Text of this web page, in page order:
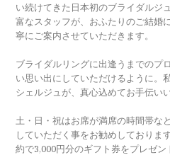
い続けてきた日本初のブライダルジ
富なスタッフが、おふたりのご結婚
寧にご案内させていただきます。
ブライダルリングに出逢うまでのプ
い思い出にしていただけるように。
シェルジュが、真心込めてお手伝い
土・日・祝はお席が満席の時間帯な
していただく事をお勧めしておりま
約で3,000円分のギフト券をプレゼ